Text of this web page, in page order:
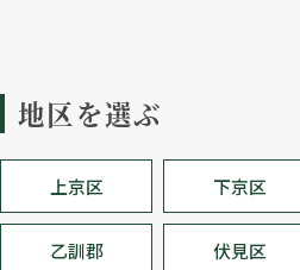
地区を選ぶ
上京区 下京区
乙訓郡 伏見区